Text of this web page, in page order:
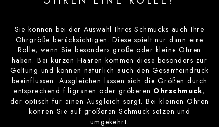
Sie können bei der Auswahl Ihres Schmucks auch Ihre
Ohrgröße berücksichtigen. Diese spielt nur dann eine
Rolle, wenn Sie besonders große oder kleine Ohren
haben. Bei kurzen Haaren kommen diese besonders zur
Geltung und können natürlich auch den Gesamteindruck
beeinflussen. Ausgleichen lassen sich die Größen durch
entsprechend filigranen oder gröberen Ohrschmuck,
der optisch für einen Ausgleich sorgt. Bei kleinen Ohren
können Sie auf größeren Schmuck setzen und
umgekehrt.